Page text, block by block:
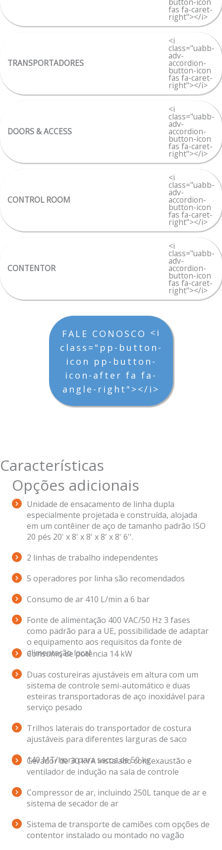
fas fa-caret-
right"></i>
TRANSPORTADORES
<i
class="uabb-
adv-
accordion-
button-icon
fas fa-caret-
right"></i>
DOORS & ACCESS
<i
class="uabb-
adv-
accordion-
button-icon
fas fa-caret-
right"></i>
CONTROL ROOM
<i
class="uabb-
adv-
accordion-
button-icon
fas fa-caret-
right"></i>
CONTENTOR
<i
class="uabb-
adv-
accordion-
button-icon
fas fa-caret-
right"></i>
FALE CONOSCO <i
class="pp-button-
icon pp-button-
icon-after fa fa-
angle-right"></i>
Características
Opções adicionais
Unidade de ensacamento de linha dupla
especialmente projetada e construída, alojada
em um contêiner de aço de tamanho padrão ISO
20 pés 20' x 8' x 8' x 8' x 8' 6''.
2 linhas de trabalho independentes
5 operadores por linha são recomendados
Consumo de ar 410 L/min a 6 bar
Fonte de alimentação 400 VAC/50 Hz 3 fases
como padrão para a UE, possibilidade de adaptar
o equipamento aos requisitos da fonte de
alimentação local
Consumo de potência 14 kW
Duas costureiras ajustáveis em altura com um
sistema de controle semi-automático e duas
esteiras transportadoras de aço inoxidável para
serviço pesado
Trilhos laterais do transportador de costura
ajustáveis para diferentes larguras de saco
140 MT/hora para sacos de 50 kg
Gerador de 30 kVA instalado com exaustão e
ventilador de indução na sala de controle
Compressor de ar, incluindo 250L tanque de ar e
sistema de secador de ar
Sistema de transporte de camiões com opções de
contentor instalado ou montado no vagão